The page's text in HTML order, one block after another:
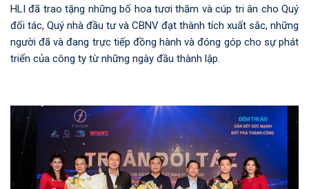
HLI đã trao tặng những bố hoa tươi thăm và cúp tri ân cho Quý
đối tác, Quý nhà đầu tư và CBNV đạt thành tích xuất sắc, những
người đã và đang trực tiếp đồng hành và đóng góp cho sự phát
triển của công ty từ những ngày đầu thành lập.